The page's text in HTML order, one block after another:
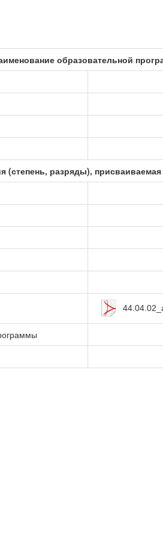
образовательной
(степень, разряды),